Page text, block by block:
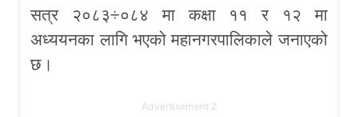
सत्र २०८३÷०८४ मा कक्षा ११ र १२ मा
अध्ययनका लागि भएको महानगरपालिकाले जनाएको
छ।
Advertisement 2